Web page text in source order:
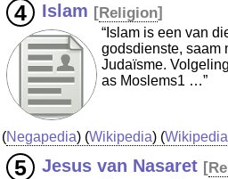
Islam [Religion]
“Islam is een van
godsdienste, saam
Judaïsme.
as Moslems1 …”
(Negapedia) (Wikipedia) (
Jesus van Nasaret [